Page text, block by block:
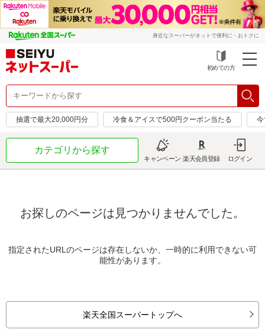
身近なスーパーがネットで便利に・おトクに
初めての方
抽選で最大20,000円分 冷食＆アイスで500円クーポン当たる
カテゴリから探す
キャンペーン 楽天会員登録 ログイン
お探しのページは見つかりませんでした。
指定されたURLのページは存在しないか、一時的に利用できない可
能性があります。
楽天全国スーパートップへ